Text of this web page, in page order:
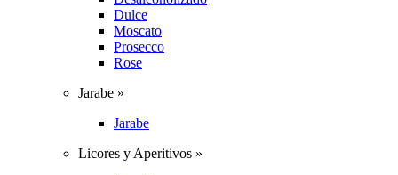
Dulce
Moscato
Prosecco
Rose
Jarabe »
Jarabe
Licores y Aperitivos »